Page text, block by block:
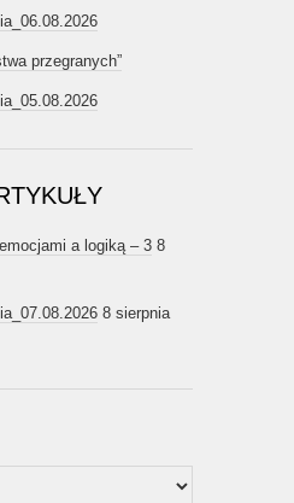
przegranych”
a logiką – 3 8
8 sierpnia